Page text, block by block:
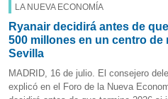
LA NUEVA ECONOMÍA
Ryanair decidirá antes de
500 millones en un centro
Sevilla
MADRID, 16 de julio. El consejero
explicó en el Foro de la Nueva